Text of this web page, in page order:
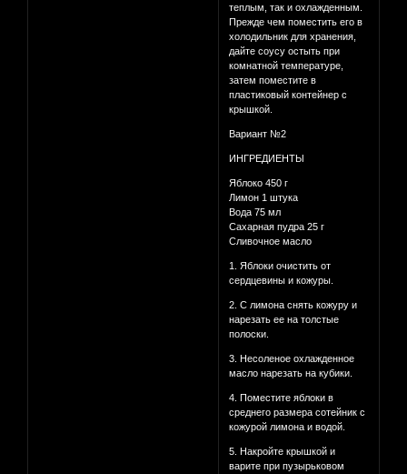
теплым, так и охлажденным.
Прежде чем поместить его в
холодильник для хранения,
дайте соусу остыть при
комнатной температуре,
затем поместите в
пластиковый контейнер с
крышкой.
Вариант №2
ИНГРЕДИЕНТЫ
Яблоко 450 г
Лимон 1 штука
Вода 75 мл
Сахарная пудра 25 г
Сливочное масло
1. Яблоки очистить от
сердцевины и кожуры.
2. С лимона снять кожуру и
нарезать ее на толстые
полоски.
3. Несоленое охлажденное
масло нарезать на кубики.
4. Поместите яблоки в
среднего размера сотейник с
кожурой лимона и водой.
5. Накройте крышкой и
варите при пузырьковом